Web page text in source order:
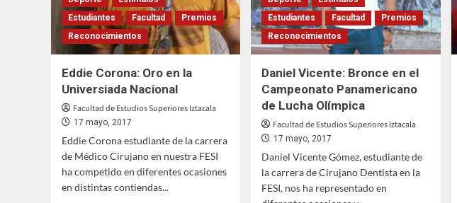
Estudiantes
Facultad
Premios
Reconocimientos
Eddie Corona: Oro en la
Universiada Nacional
Facultad de Estudios Superiores Iztacala
17 mayo, 2017
Eddie Corona estudiante de la carrera
de Médico Cirujano en nuestra FESI
ha competido en diferentes ocasiones
en distintas contiendas...
Estudiantes
Facultad
Premios
Reconocimientos
Daniel Vicente: Bronce en el
Campeonato Panamericano
de Lucha Olímpica
Facultad de Estudios Superiores Iztacala
17 mayo, 2017
Daniel Vicente Gómez, estudiante de
la carrera de Cirujano Dentista en la
FESI, nos ha representado en